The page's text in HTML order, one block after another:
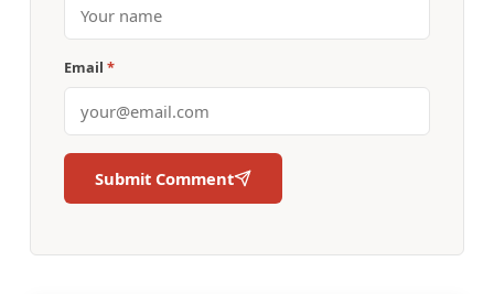
Email *
Submit Comment